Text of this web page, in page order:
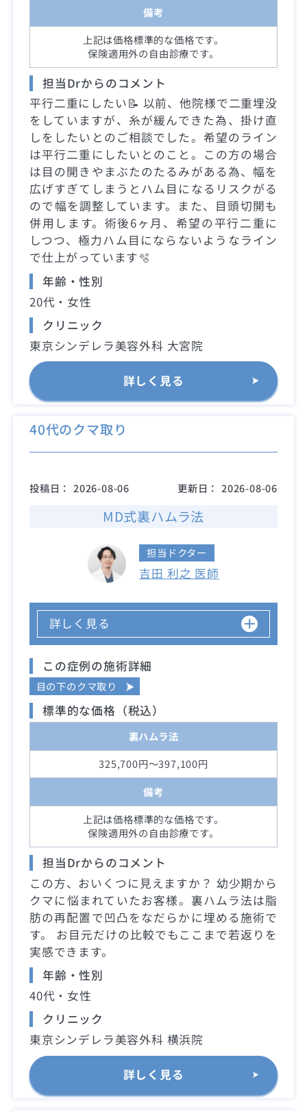
備考
上記は価格標準的な価格です。
保険適用外の自由診療です。
担当Drからのコメント
平行二重にしたい📝 以前、他院様で二重埋没
をしていますが、糸が緩んできた為、掛け直
しをしたいとのご相談でした。希望のライン
は平行二重にしたいとのこと。この方の場合
は目の開きやまぶたのたるみがある為、幅を
広げすぎてしまうとハム目になるリスクがる
ので幅を調整しています。また、目頭切開も
併用します。術後6ヶ月、希望の平行二重に
しつつ、極力ハム目にならないようなライン
で仕上がっています🫧
年齢・性別
20代・女性
クリニック
東京シンデレラ美容外科 大宮院
詳しく見る
40代のクマ取り
投稿日： 2026-08-06 更新日： 2026-08-06
MD式裏ハムラ法
担当ドクター
吉田 利之 医師
詳しく見る
この症例の施術詳細
目の下のクマ取り
標準的な価格（税込）
裏ハムラ法
325,700円～397,100円
備考
上記は価格標準的な価格です。
保険適用外の自由診療です。
担当Drからのコメント
この方、おいくつに見えますか？ 幼少期から
クマに悩まれていたお客様。裏ハムラ法は脂
肪の再配置で凹凸をなだらかに埋める施術で
す。 お目元だけの比較でもここまで若返りを
実感できます。
年齢・性別
40代・女性
クリニック
東京シンデレラ美容外科 横浜院
詳しく見る